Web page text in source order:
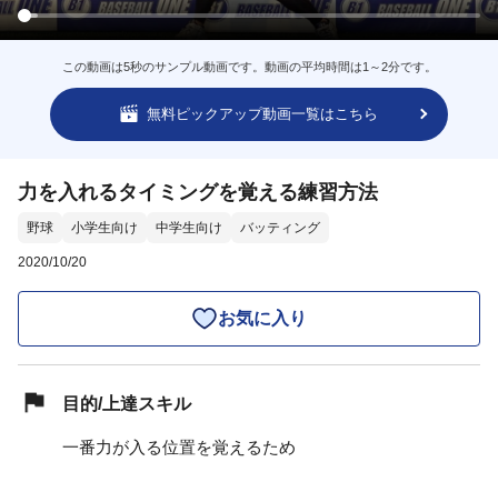
この動画は5秒のサンプル動画です。動画の平均時間は1～2分です。
無料ピックアップ動画一覧はこちら
力を入れるタイミングを覚える練習方法
野球 小学生向け 中学生向け バッティング
2020/10/20
お気に入り
目的/上達スキル
一番力が入る位置を覚えるため